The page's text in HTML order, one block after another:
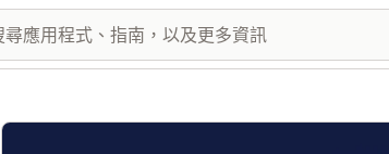
主要圖片圖庫